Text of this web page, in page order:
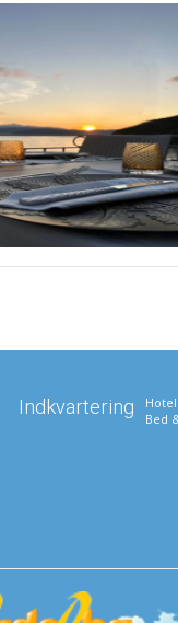
Indkvartering Hotel
Bed